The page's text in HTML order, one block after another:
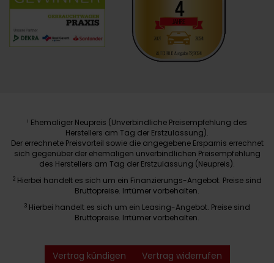
1 Ehemaliger Neupreis (Unverbindliche Preisempfehlung des
Herstellers am Tag der Erstzulassung).
Der errechnete Preisvorteil sowie die angegebene Ersparnis errechnet
sich gegenüber der ehemaligen unverbindlichen Preisempfehlung
des Herstellers am Tag der Erstzulassung (Neupreis).
2 Hierbei handelt es sich um ein Finanzierungs-Angebot. Preise sind
Bruttopreise. Irrtümer vorbehalten.
3 Hierbei handelt es sich um ein Leasing-Angebot. Preise sind
Bruttopreise. Irrtümer vorbehalten.
Vertrag kündigen Vertrag widerrufen